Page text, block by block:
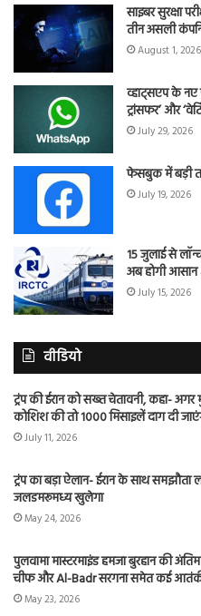
साइबर सुरक्षा
तीन असली
August 1, 2026
व्हाट्सएप के नए
ट्रांसफर’ और
July 29, 2026
फेसबुक में बड़ी
July 19, 2026
15 जुलाई से
अब होगी
July 15, 2026
वीडियो
ट्रंप की ईरान को सख्त चेतावनी, कहा-
कोशिश की तो 1000 मिसाइलें दाग दी
July 11, 2026
ट्रंप का बड़ा ऐलान- ईरान के साथ समझौता
जलडमरूमध्य खुलेगा
May 24, 2026
पुलवामा मास्टरमाइंड हमजा बुरहान की
चीफ और Al-Badr सरगना समेत कई
May 23, 2026